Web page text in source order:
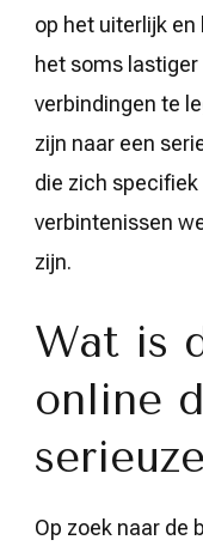
op het uiterlijk
het soms
verbindingen te
zijn naar een
die zich
verbintenissen
zijn.
Wat is
online
Op zoek naar de